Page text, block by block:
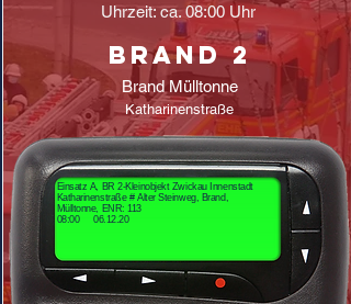
Uhrzeit: ca. 08:00 Uhr
Brand 2
Brand Mülltonne
Katharinenstraße
Einsatz A, BR 2-Kleinobjekt Zwickau Innenstadt
Katharinenstraße # Alter Steinweg, Brand,
Mülltonne, ENR: 113
08:00 06.12.20